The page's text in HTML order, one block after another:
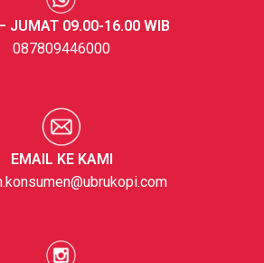
JUMAT 09.00-16.00 WIB
087809446000
EMAIL KE KAMI